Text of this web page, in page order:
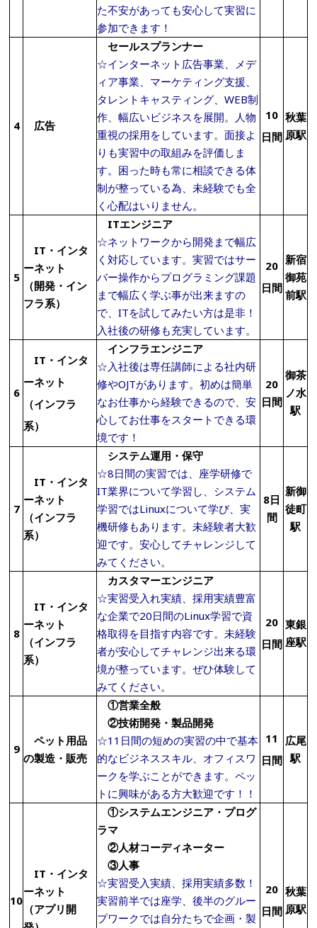
た不安があっても安心して実習に
参加できます！
4 広告
セールスプランナー
☆インターネット広告事業、メデ
ィア事業、マーケティング支援、
タレントキャスティング、WEB制
作、幅広いビジネスを展開。人物
重視の採用をしています。面接よ
りも実習中の取組みを評価しま
す。困った時も常に相談できる体
制が整っている為、未経験でも全
く心配はいりません。
10
日間
秋葉
原駅
5
IT・インタ
ーネット
（開発・イン
フラ系）
ITエンジニア
☆ネットワークから開発まで幅広
く対応しています。実習ではサー
バー操作からプログラミング課題
まで幅広く学ぶ事が出来ますの
で、ITを試してみたい方は是非！
入社後の研修も充実しています。
20
日間
新宿
御苑
前駅
6
IT・インタ
ーネット
（インフラ
系）
インフラエンジニア
☆入社後は専任講師による社内研
修やOJTがあります。初めは簡単
なお仕事から経験できるので、安
心してお仕事をスタートできる環
境です！
20
日間
御茶
ノ水
駅
7
IT・インタ
ーネット
（インフラ
系）
システム運用・保守
☆8日間の実習では、座学研修で
IT業界について学習し、システム
学習ではLinuxについて学び、実
機研修もあります。未経験者大歓
迎です。安心してチャレンジして
みてください。
8日
間
新御
徒町
駅
8
IT・インタ
ーネット
（インフラ
系）
カスタマーエンジニア
☆実習受入れ実績、採用実績豊富
な企業で20日間のLinux学習で資
格取得を目指す内容です。未経験
者が安心してチャレンジ出来る環
境が整っています。ぜひ体験して
みてください。
20
日間
東銀
座駅
9
ペット用品
の製造・販売
①営業全般
②技術開発・製品開発
☆11日間の短めの実習の中で基本
的なビジネススキル、オフィスワ
ークを学ぶことができます。ペッ
トに興味がある方大歓迎です！！
11
日間
広尾
駅
10
IT・インタ
ーネット
（アプリ開
①システムエンジニア・プログ
ラマ
②人材コーディネーター
③人事
☆実習受入実績、採用実績多数！
実習前半では座学、後半のグルー
プワークでは自分たちで企画・製
20
日間
秋葉
原駅